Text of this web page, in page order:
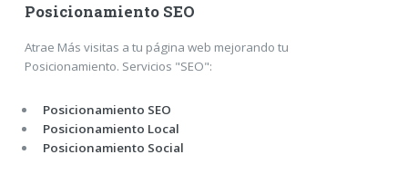
Posicionamiento SEO
Atrae Más visitas a tu página web mejorando tu
Posicionamiento. Servicios "SEO":
Posicionamiento SEO
Posicionamiento Local
Posicionamiento Social